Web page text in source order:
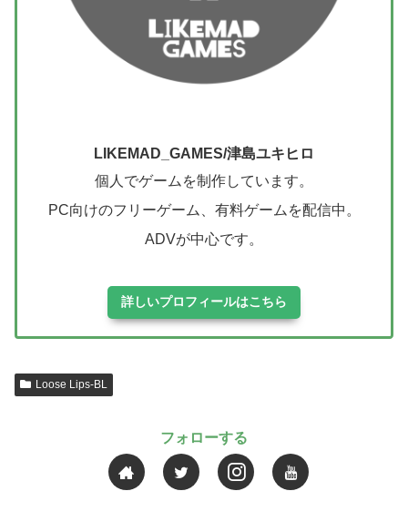
LIKEMAD_GAMES/津島ユキヒロ
個人でゲームを制作しています。
PC向けのフリーゲーム、有料ゲームを配信中。
ADVが中心です。
詳しいプロフィールはこちら
Loose Lips-BL
フォローする